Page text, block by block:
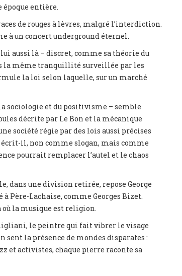
époque entière.
de rouges à lèvres, malgré l’interdiction.
à un concert underground éternel.
lui aussi là – discret, comme sa théorie du
la même tranquillité surveillée par les
la loi selon laquelle, sur un marché
sociologie et du positivisme – semble
décrite par Le Bon et la mécanique
société régie par des lois aussi précises
écrit-il, non comme slogan, mais comme
pourrait remplacer l’autel et le chaos
dans une division retirée, repose George
Père-Lachaise, comme Georges Bizet.
la musique est religion.
le peintre qui fait vibrer le visage
sent la présence de mondes disparates :
et activistes, chaque pierre raconte sa